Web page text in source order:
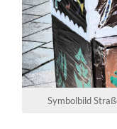
Symbolbild